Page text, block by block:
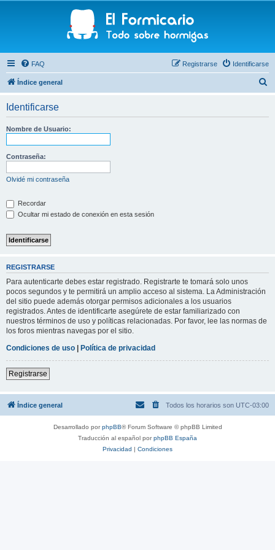
FAQ Identificarse
Registrarse
Índice general
Identificarse
Nombre de Usuario:
Contraseña:
Olvidé mi contraseña
Recordar
Ocultar mi estado de conexión en esta sesión
REGISTRARSE
Para autenticarte debes estar registrado. Registrarte te tomará solo unos
pocos segundos y te permitirá un amplio acceso al sistema. La Administración
del sitio puede además otorgar permisos adicionales a los usuarios
registrados. Antes de identificarte asegúrete de estar familiarizado con
nuestros términos de uso y políticas relacionadas. Por favor, lee las normas de
los foros mientras navegas por el sitio.
Condiciones de uso | Política de privacidad
Registrarse
Índice general Todos los horarios son UTC-03:00
Desarrollado porphpBB® Forum Software © phpBB Limited
Traducción al español porphpBB España
Privacidad | Condiciones